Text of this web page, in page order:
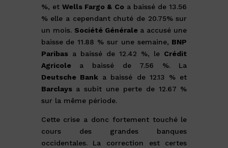
%, etWells Fargo & Coa baissé de 13.56
% elle a cependant chuté de 20.75% sur
un mois. Société Générale a accusé une
baisse de 11.88 % sur une semaine, BNP
Paribasa baissé de 12.42 %, le Crédit
Agricolea baissé de 7.56 %. La
Deutsche Bank a baissé de 12.13 % et
Barclaysa subit une perte de 12.67 %
sur la même période.
Cette crise a donc fortement touché le
cours des grandes banques
occidentales. La correction est certes